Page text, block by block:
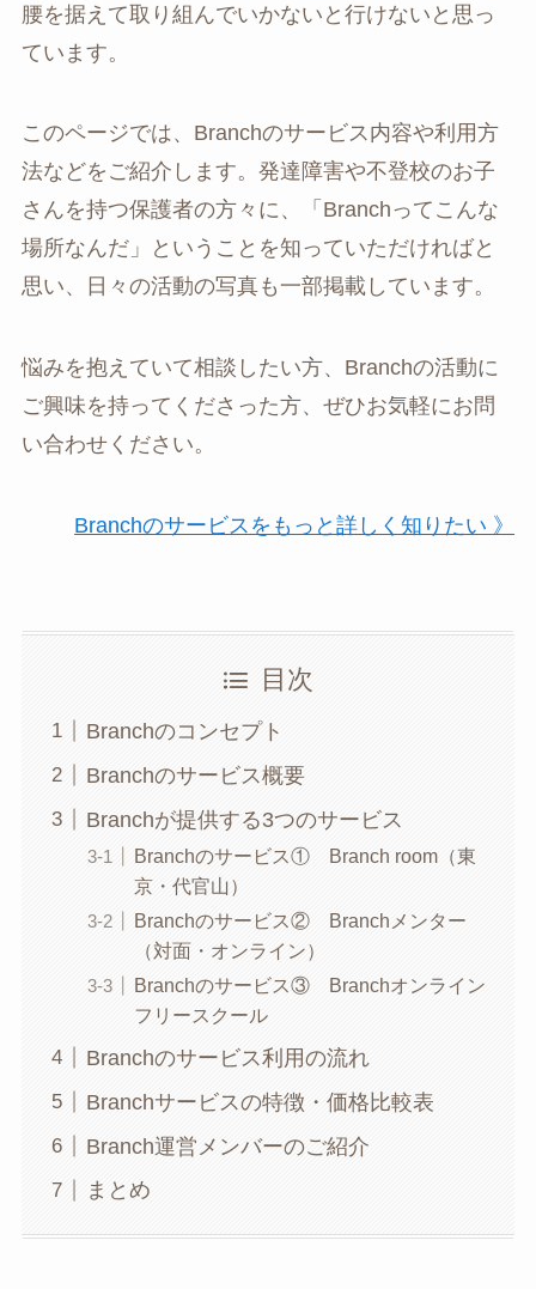
腰を据えて取り組んでいかないと行けないと思っ
ています。
このページでは、Branchのサービス内容や利用方
法などをご紹介します。発達障害や不登校のお子
さんを持つ保護者の方々に、「Branchってこんな
場所なんだ」ということを知っていただければと
思い、日々の活動の写真も一部掲載しています。
悩みを抱えていて相談したい方、Branchの活動に
ご興味を持ってくださった方、ぜひお気軽にお問
い合わせください。
Branchのサービスをもっと詳しく知りたい 》
目次
Branchのコンセプト
Branchのサービス概要
Branchが提供する3つのサービス
Branchのサービス① Branch room（東
京・代官山）
Branchのサービス② Branchメンター
（対面・オンライン）
Branchのサービス③ Branchオンライン
フリースクール
Branchのサービス利用の流れ
Branchサービスの特徴・価格比較表
Branch運営メンバーのご紹介
まとめ